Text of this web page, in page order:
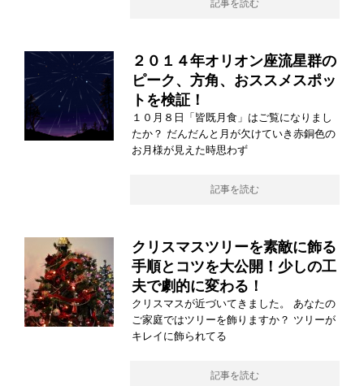
記事を読む
２０１４年オリオン座流星群の
ピーク、方角、おススメスポッ
トを検証！
１０月８日「皆既月食」はご覧になりまし
たか？ だんだんと月が欠けていき赤銅色の
お月様が見えた時思わず
記事を読む
クリスマスツリーを素敵に飾る
手順とコツを大公開！少しの工
夫で劇的に変わる！
クリスマスが近づいてきました。 あなたの
ご家庭ではツリーを飾りますか？ ツリーが
キレイに飾られてる
記事を読む